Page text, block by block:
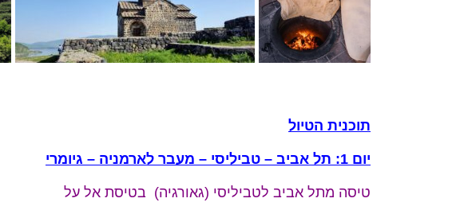
תוכנית הטיול
יום 1: תל אביב – טביליסי – מעבר לארמניה – גיומרי
טיסה מתל אביב לטביליסי (גאורגיה) בטיסת אל על